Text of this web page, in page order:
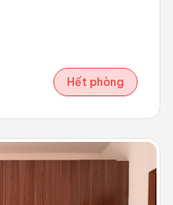
Hết phòng